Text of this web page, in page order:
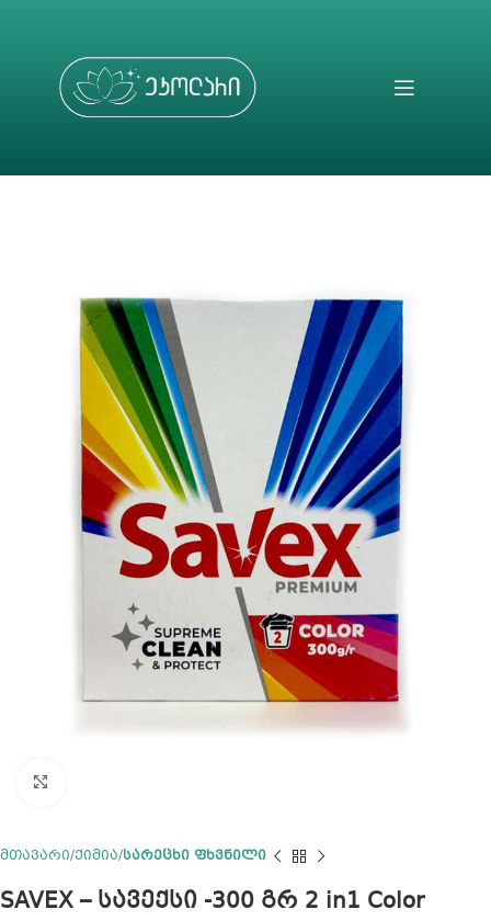
მთავარი ქიმია სარეცხი ფხვნილი
SAVEX – სავექსი -300 გრ 2 in1 Color